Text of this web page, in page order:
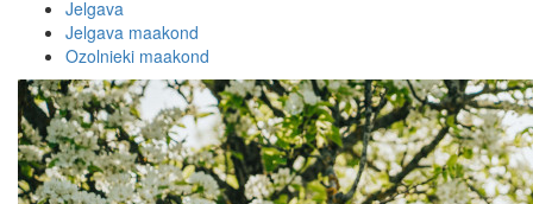
Jelgava
Jelgava maakond
Ozolnieki maakond